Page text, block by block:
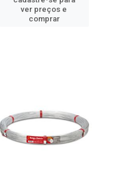
ver preços e
comprar